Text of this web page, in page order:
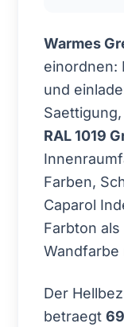
Warmes
einordnen:
und
RAL 1019
Farben,
Caparol
Farbton
Wandfarbe
Der
betraegt